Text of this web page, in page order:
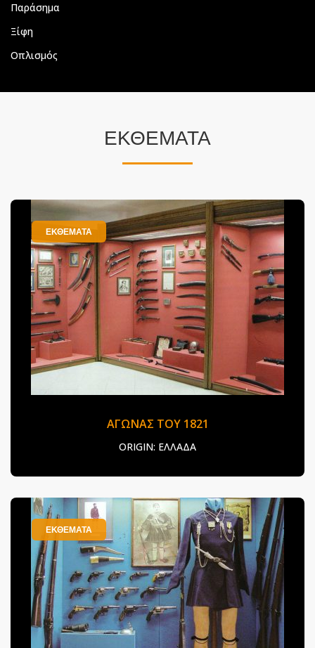
Παράσημα
Ξίφη
Οπλισμός
ΕΚΘΕΜΑΤΑ
ΕΚΘΕΜΑΤΑ
ΑΓΩΝΑΣ ΤΟΥ 1821
ORIGIN: ΕΛΛΑΔΑ
ΕΚΘΕΜΑΤΑ